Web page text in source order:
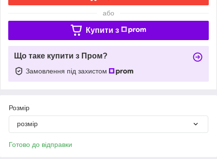
або
Купити з
Що таке купити з Пром?
Замовлення під захистом
Розмір
розмір
Готово до відправки